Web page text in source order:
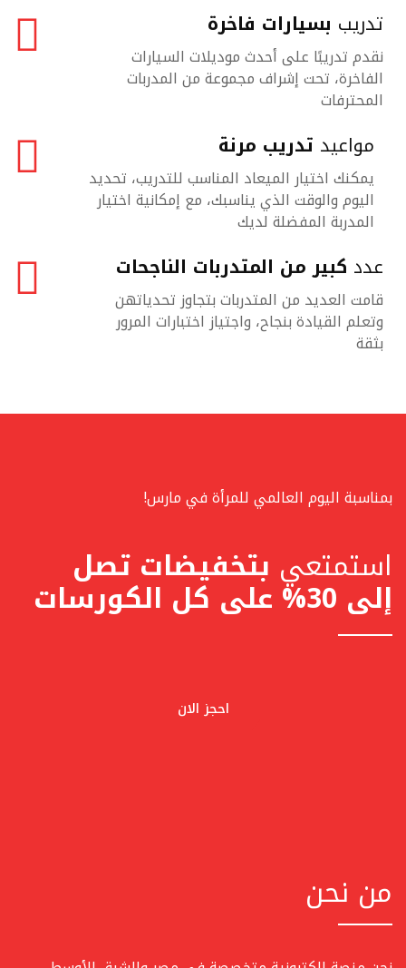
تدريب بسيارات فاخرة
نقدم تدريبًا على أحدث موديلات السيارات
الفاخرة، تحت إشراف مجموعة من المدربات
المحترفات
مواعيد تدريب مرنة
يمكنك اختيار الميعاد المناسب للتدريب، تحديد
اليوم والوقت الذي يناسبك، مع إمكانية اختيار
المدربة المفضلة لديك
عدد كبير من المتدربات الناجحات
قامت العديد من المتدربات بتجاوز تحدياتهن
وتعلم القيادة بنجاح، واجتياز اختبارات المرور
بثقة
بمناسبة اليوم العالمي للمرأة في مارس!
استمتعي بتخفيضات تصل
إلى 30% على كل الكورسات
احجز الان
من نحن